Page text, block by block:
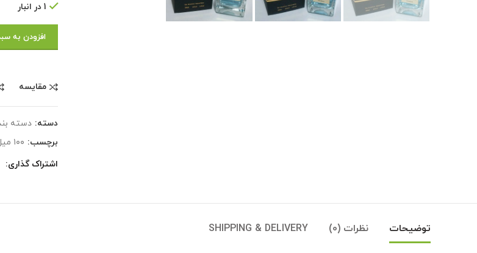
1 در انبار
افزودن به
مقایسه
دسته: دسته
برچسب: ۱۰۰ میل
اشتراک گذاری
توضیحات نظرات (0) SHIPPING & DELIVERY